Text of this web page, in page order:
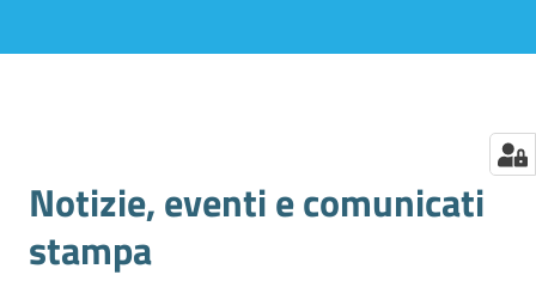
Notizie, eventi e comunicati
stampa